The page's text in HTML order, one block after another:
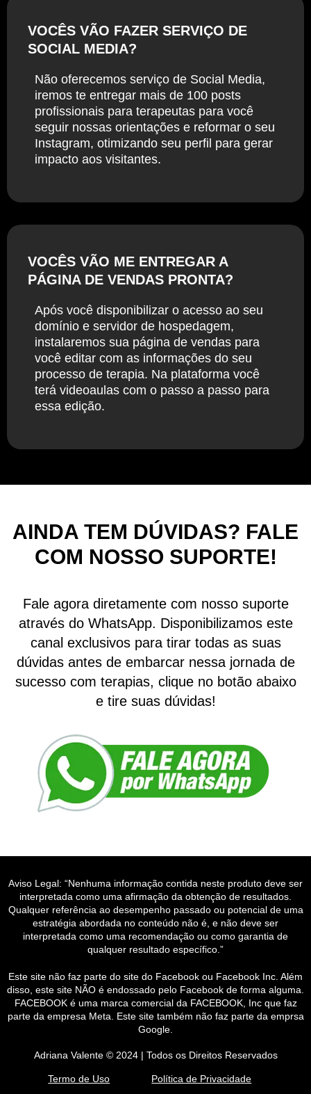
VOCÊS VÃO FAZER SERVIÇO DE
SOCIAL MEDIA?
Não oferecemos serviço de Social Media,
iremos te entregar mais de 100 posts
profissionais para terapeutas para você
seguir nossas orientações e reformar o seu
Instagram, otimizando seu perfil para gerar
impacto aos visitantes.
VOCÊS VÃO ME ENTREGAR A
PÁGINA DE VENDAS PRONTA?
Após você disponibilizar o acesso ao seu
domínio e servidor de hospedagem,
instalaremos sua página de vendas para
você editar com as informações do seu
processo de terapia. Na plataforma você
terá videoaulas com o passo a passo para
essa edição.
AINDA TEM DÚVIDAS? FALE
COM NOSSO SUPORTE!
Fale agora diretamente com nosso suporte
através do WhatsApp. Disponibilizamos este
canal exclusivos para tirar todas as suas
dúvidas antes de embarcar nessa jornada de
sucesso com terapias, clique no botão abaixo
e tire suas dúvidas!
Aviso Legal: “Nenhuma informação contida neste produto deve ser
interpretada como uma afirmação da obtenção de resultados.
Qualquer referência ao desempenho passado ou potencial de uma
estratégia abordada no conteúdo não é, e não deve ser
interpretada como uma recomendação ou como garantia de
qualquer resultado específico.”
Este site não faz parte do site do Facebook ou Facebook Inc. Além
disso, este site NÃO é endossado pelo Facebook de forma alguma.
FACEBOOK é uma marca comercial da FACEBOOK, Inc que faz
parte da empresa Meta. Este site também não faz parte da emprsa
Google.
Adriana Valente © 2024 | Todos os Direitos Reservados
Termo de Uso Política de Privacidade